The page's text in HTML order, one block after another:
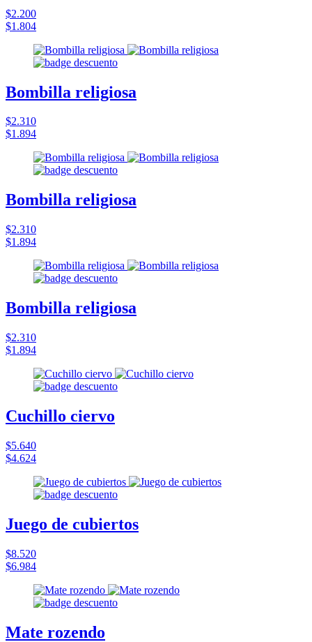
$2.200
$1.804
Bombilla religiosa
$2.310
$1.894
Bombilla religiosa
$2.310
$1.894
Bombilla religiosa
$2.310
$1.894
Cuchillo ciervo
$5.640
$4.624
Juego de cubiertos
$8.520
$6.984
Mate rozendo